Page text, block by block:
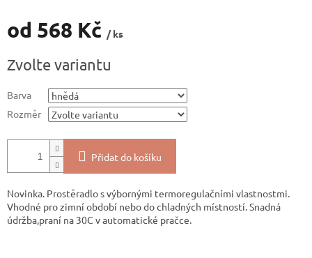
od 568 Kč / ks
cena:
Zvolte variantu
Barva
Rozměr
Přidat do košíku
Novinka. Prostěradlo s výbornými termoregulačními vlastnostmi.
Vhodné pro zimní období nebo do chladných místností. Snadná
údržba,praní na 30C v automatické pračce.